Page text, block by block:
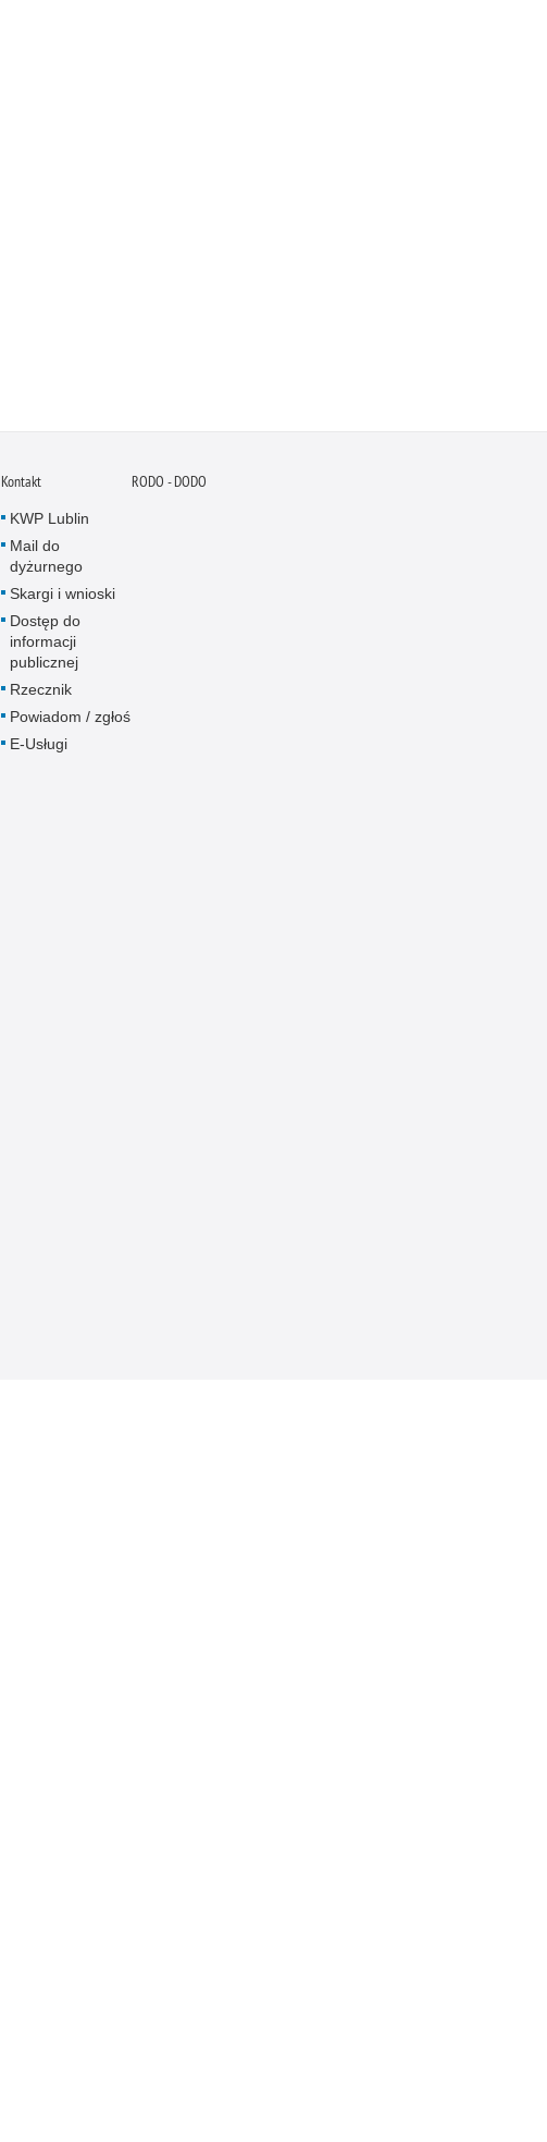
Kontakt
KWP Lublin
Mail do
dyżurnego
Skargi i wnioski
Dostęp do
informacji
publicznej
Rzecznik
Powiadom / zgłoś
E-Usługi
RODO - DODO